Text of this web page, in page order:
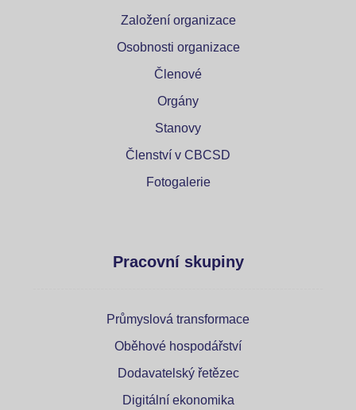
Založení organizace
Osobnosti organizace
Členové
Orgány
Stanovy
Členství v CBCSD
Fotogalerie
Pracovní skupiny
Průmyslová transformace
Oběhové hospodářství
Dodavatelský řetězec
Digitální ekonomika